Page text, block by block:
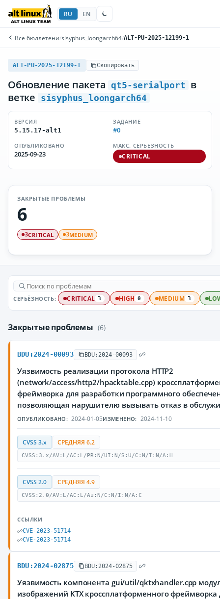
RU EN
Все бюллетени/sisyphus_loongarch64/ALT-PU-2025-12199-1
ALT-PU-2025-12199-1 Скопировать
Обновление пакета qt5-serialport в
ветке
sisyphus_loongarch64
ВЕРСИЯ
5.15.17-alt1
ЗАДАНИЕ
#0
ОПУБЛИКОВАНО
2025-09-23
МАКС. СЕРЬЁЗНОСТЬ
CRITICAL
ЗАКРЫТЫЕ ПРОБЛЕМЫ
6
3CRITICAL 3MEDIUM
СЕРЬЁЗНОСТЬ: CRITICAL 3 HIGH 0 MEDIUM 3
Закрытые проблемы (6)
BDU:2024-00093 BDU:2024-00093
Уязвимость реализации протокола HTTP2
(network/access/http2/hpacktable.cpp)
фреймворка для разработки программного
позволяющая нарушителю вызывать отказ в
ОПУБЛИКОВАНО: 2024-01-05ИЗМЕНЕНО: 2024-11-10
CVSS 3.x СРЕДНЯЯ 6.2
CVSS:3.x/AV:L/AC:L/PR:N/UI:N/S:U/C:N/I:N/A:H
CVSS 2.0 СРЕДНЯЯ 4.9
CVSS:2.0/AV:L/AC:L/Au:N/C:N/I:N/A:C
ССЫЛКИ
CVE-2023-51714
CVE-2023-51714
BDU:2024-02875 BDU:2024-02875
Уязвимость компонента gui/util/qktxhandler.cpp
изображений KTX кроссплатформенного фреймворка